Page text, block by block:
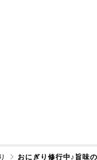
おにぎり修行中♪旨味